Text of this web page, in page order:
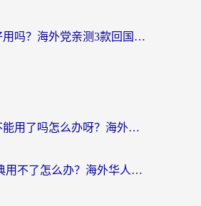
穿梭和快喵好用吗？海外党亲测3款回国加速器，附日本回国VPN避坑指南
汽水到国外不能用了吗怎么办呀？海外党追剧看片的救星在这里！
音悦Tai在瑞典用不了怎么办？海外华人追剧听歌的实用指南